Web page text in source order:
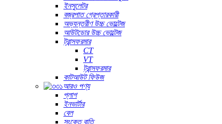
ইনসুলেটর
বজ্রপাত গ্রেপ্তারকারী
অভ্যন্তরীণ উচ্চ ভোল্টেজ
আউটডোর উচ্চ ভোল্টেজ
ট্রান্সফরমার
CT
VT
ট্রান্সফরমার
কাটআউট ফিউজ
আরও পণ্য
প্লাগ
ইনভার্টার
বেল
সংকেত বাতি